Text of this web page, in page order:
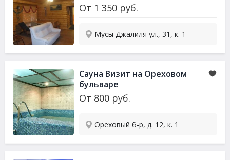
От 1 350 руб.
Мусы Джалиля ул., 31, к. 1
Сауна Визит на Ореховом
бульваре
От 800 руб.
Ореховый б-р, д. 12, к. 1